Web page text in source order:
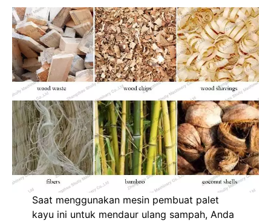
Saat menggunakan mesin pembuat palet
kayu ini untuk mendaur ulang sampah, Anda